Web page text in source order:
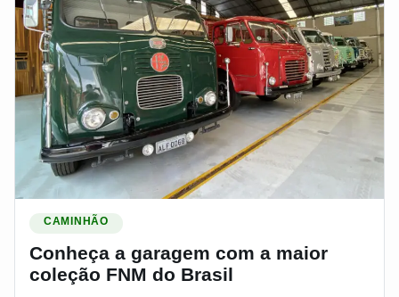
CAMINHÃO
Conheça a garagem com a maior
coleção FNM do Brasil